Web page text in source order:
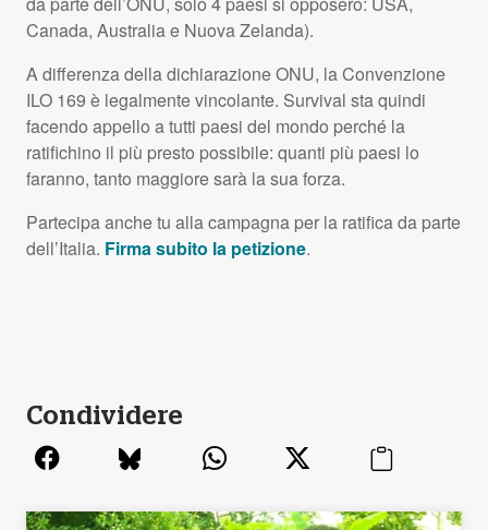
Canada, Australia e Nuova Zelanda).
A differenza della dichiarazioneONU, la Convenzione
ILO 169 è legalmente vincolante. Survival sta quindi
facendo appello a tutti paesi del mondo perché la
ratifichino il più presto possibile: quanti più paesi lo
faranno, tanto maggiore sarà la sua forza.
Partecipa anche tu alla campagna per la ratifica da parte
dell’Italia. Firma subito la petizione.
Condividere